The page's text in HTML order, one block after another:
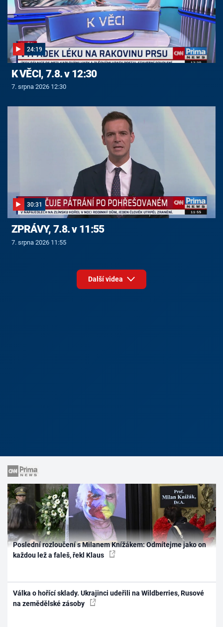
24:19
K VĚCI, 7.8. v 12:30
7. srpna 2026 12:30
30:31
ZPRÁVY, 7.8. v 11:55
7. srpna 2026 11:55
Další videa
Poslední rozloučení s Milanem Knížákem: Odmítejme jako on
každou lež a faleš, řekl Klaus
Válka o hořící sklady. Ukrajinci udeřili na Wildberries, Rusové
na zemědělské zásoby